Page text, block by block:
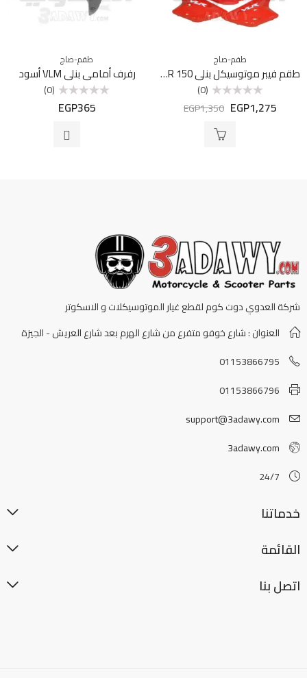
طقم-صاج
طقم فيبر موتوسيكل بنلي VLR 150 أحمر
التقييم
(0)
EGP1,275
EGP1,350
طقم-صاج
رفرف أمامى بنلي VLM أسود
التقييم
(0)
EGP365
شركة العدوي دوت كوم لقطع غيار الموتوسيكلات و الاسكوتر
العنوان : شارع خوفو متفرع من شارع الهرم بعد شارع العريش - الجيزة
01153866795
01153866796
support@3adawy.com
3adawy.com
24/7
خدماتنا
القائمة
اتصل بنا